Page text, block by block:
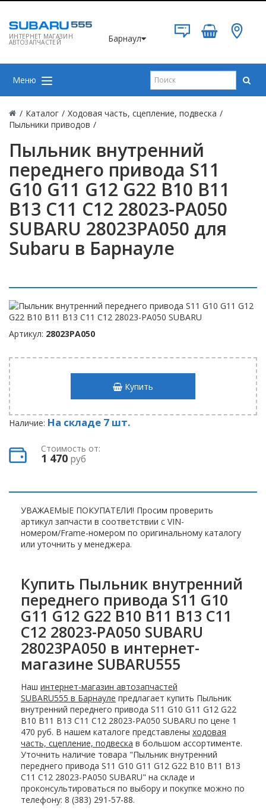
ИНТЕРНЕТ МАГАЗИН
АВТОЗАПЧАСТЕЙ Барнаул
Меню
/ Каталог / Ходовая часть, сцепление, подвеска /
Пыльники приводов /
Пыльник внутренний
переднего привода S11
G10 G11 G12 G22 B10 B11
B13 C11 C12 28023-PA050
SUBARU 28023PA050 для
Subaru в Барнауле
Артикул: 28023PA050
Купить
Наличие: На складе 7 шт.
Стоимость от:
1 470 руб
УВАЖАЕМЫЕ ПОКУПАТЕЛИ! Просим проверить
артикул запчасти в соответствии с VIN-
номером/Frame-номером по оригинальному каталогу
или уточнить у менеджера.
Купить Пыльник внутренний
переднего привода S11 G10
G11 G12 G22 B10 B11 B13 C11
C12 28023-PA050 SUBARU
28023PA050 в интернет-
магазине SUBARU555
Наш интернет-магазин автозапчастей
SUBARU555 в Барнауле предлагает купить Пыльник
внутренний переднего привода S11 G10 G11 G12 G22
B10 B11 B13 C11 C12 28023-PA050 SUBARU по цене 1
470 руб. В нашем каталоге представлены ходовая
часть, сцепление, подвеска в большом ассортименте.
Уточнить наличие товара "Пыльник внутренний
переднего привода S11 G10 G11 G12 G22 B10 B11 B13
C11 C12 28023-PA050 SUBARU" на складе и
проконсультироваться по выбору и покупке можно по
телефону: 8 (383) 291-57-88.